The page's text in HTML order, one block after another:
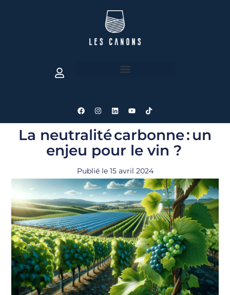
La neutralité carbonne : un
enjeu pour le vin ?
Publié le 15 avril 2024